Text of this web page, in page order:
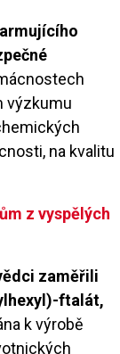
výzkumu
na kvalitu
z vyspělých
zaměřili
ftalát,
k výrobě